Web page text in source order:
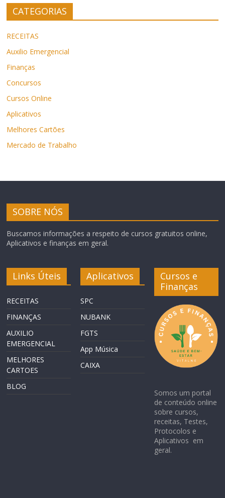
CATEGORIAS
RECEITAS
Auxilio Emergencial
Finanças
Concursos
Cursos Online
Aplicativos
Melhores Cartões
Mercado de Trabalho
SOBRE NÓS
Buscamos informações a respeito de cursos gratuitos online,
Aplicativos e finanças em geral.
Links Úteis
RECEITAS
FINANÇAS
AUXILIO
EMERGENCIAL
MELHORES
CARTOES
BLOG
Aplicativos
SPC
NUBANK
FGTS
App Música
CAIXA
Cursos e
Finanças
Somos um portal
de conteúdo online
sobre cursos,
receitas, Testes,
Protocolos e
Aplicativos em
geral.